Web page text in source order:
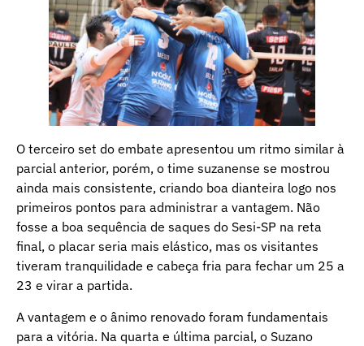
O terceiro set do embate apresentou um ritmo similar à
parcial anterior, porém, o time suzanense se mostrou
ainda mais consistente, criando boa dianteira logo nos
primeiros pontos para administrar a vantagem. Não
fosse a boa sequência de saques do Sesi-SP na reta
final, o placar seria mais elástico, mas os visitantes
tiveram tranquilidade e cabeça fria para fechar um 25 a
23 e virar a partida.
A vantagem e o ânimo renovado foram fundamentais
para a vitória. Na quarta e última parcial, o Suzano